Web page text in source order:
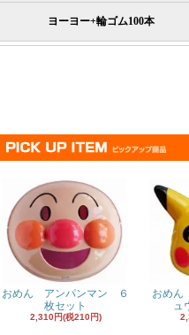
ヨーヨー+輪ゴム100本
おめん アンパンマン ６
枚セット
2,310円(税210円)
おめ
ュ